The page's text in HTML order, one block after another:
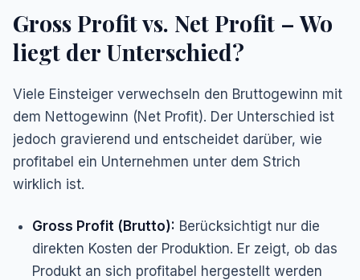
Gross Profit vs. Net Profit – Wo
liegt der Unterschied?
Viele Einsteiger verwechseln den Bruttogewinn mit
dem Nettogewinn (Net Profit). Der Unterschied ist
jedoch gravierend und entscheidet darüber, wie
profitabel ein Unternehmen unter dem Strich
wirklich ist.
Gross Profit (Brutto): Berücksichtigt nur die
direkten Kosten der Produktion. Er zeigt, ob das
Produkt an sich profitabel hergestellt werden